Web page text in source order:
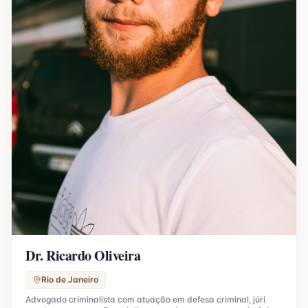
Dr. Ricardo Oliveira
Rio de Janeiro
Advogado criminalista com atuação em defesa criminal, júri